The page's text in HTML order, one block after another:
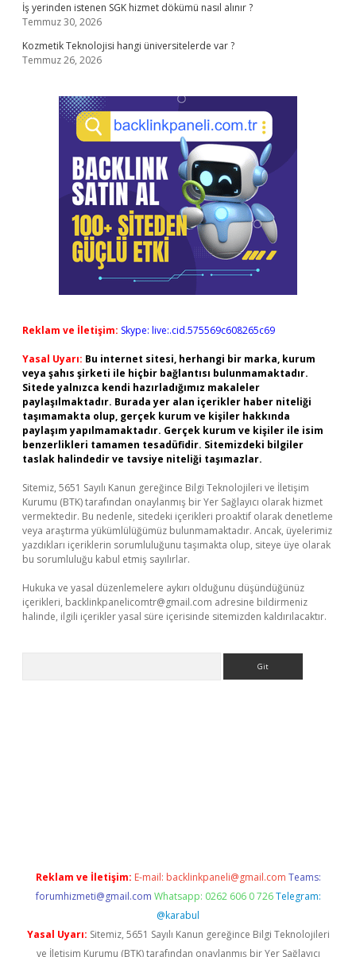
İş yerinden istenen SGK hizmet dökümü nasıl alınır ?
Temmuz 30, 2026
Kozmetik Teknolojisi hangi üniversitelerde var ?
Temmuz 26, 2026
Reklam ve İletişim: Skype: live:.cid.575569c608265c69
Yasal Uyarı: Bu internet sitesi, herhangi bir marka, kurum
veya şahıs şirketi ile hiçbir bağlantısı bulunmamaktadır.
Sitede yalnızca kendi hazırladığımız makaleler
paylaşılmaktadır. Burada yer alan içerikler haber niteliği
taşımamakta olup, gerçek kurum ve kişiler hakkında
paylaşım yapılmamaktadır. Gerçek kurum ve kişiler ile isim
benzerlikleri tamamen tesadüfidir. Sitemizdeki bilgiler
taslak halindedir ve tavsiye niteliği taşımazlar.
Sitemiz, 5651 Sayılı Kanun gereğince Bilgi Teknolojileri ve İletişim
Kurumu (BTK) tarafından onaylanmış bir Yer Sağlayıcı olarak hizmet
vermektedir. Bu nedenle, sitedeki içerikleri proaktif olarak denetleme
veya araştırma yükümlülüğümüz bulunmamaktadır. Ancak, üyelerimiz
yazdıkları içeriklerin sorumluluğunu taşımakta olup, siteye üye olarak
bu sorumluluğu kabul etmiş sayılırlar.
Hukuka ve yasal düzenlemelere aykırı olduğunu düşündüğünüz
içerikleri, backlinkpanelicomtr@gmail.com adresine bildirmeniz
halinde, ilgili içerikler yasal süre içerisinde sitemizden kaldırılacaktır.
Reklam ve İletişim: E-mail: backlinkpaneli@gmail.com Teams:
forumhizmeti@gmail.com Whatsapp: 0262 606 0 726 Telegram:
@karabul
Yasal Uyarı: Sitemiz, 5651 Sayılı Kanun gereğince Bilgi Teknolojileri
ve İletişim Kurumu (BTK) tarafından onaylanmış bir Yer Sağlayıcı